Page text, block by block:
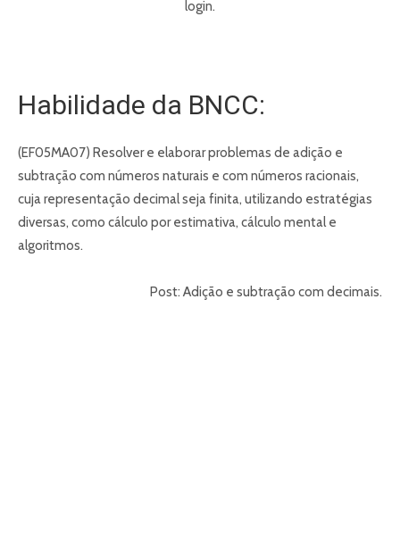
login.
Habilidade da BNCC:
(EF05MA07) Resolver e elaborar problemas de adição e
subtração com números naturais e com números racionais,
cuja representação decimal seja finita, utilizando estratégias
diversas, como cálculo por estimativa, cálculo mental e
algoritmos.
Post: Adição e subtração com decimais.